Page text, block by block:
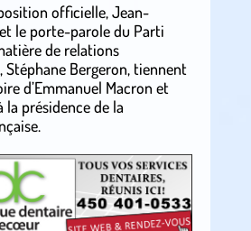
officielle, Jean-
le porte-parole du Parti
de relations
Stéphane Bergeron, tiennent
d’Emmanuel Macron et
la présidence de la